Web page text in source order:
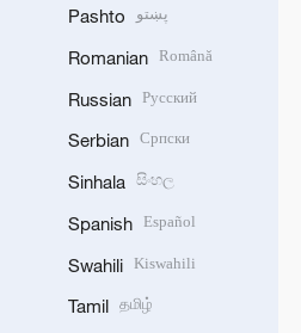
Pashto پښتو
Romanian Română
Russian Русский
Serbian Српски
Sinhala සිංහල
Spanish Español
Swahili Kiswahili
Tamil தமிழ்